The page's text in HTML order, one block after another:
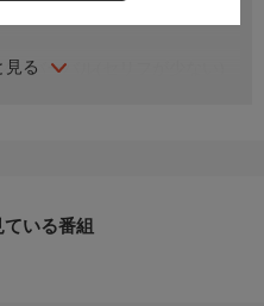
見る
ンバーバル(セリフが少ない)
いる番組